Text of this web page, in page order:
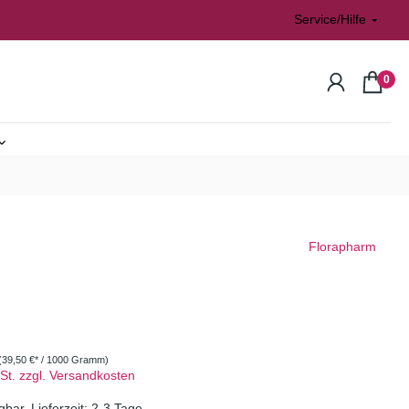
Service/Hilfe
0
Florapharm
€* / 1000 Gramm)
zzgl. Versandkosten